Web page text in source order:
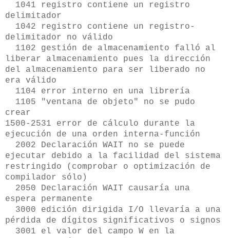
1041 registro contiene un registro
delimitador
1042 registro contiene un registro-
delimitador no válido
1102 gestión de almacenamiento falló al
liberar almacenamiento pues la dirección
del almacenamiento para ser liberado no
era válido
1104 error interno en una librería
1105 "ventana de objeto" no se pudo
crear
1500-2531 error de cálculo durante la
ejecución de una orden interna-función
2002 Declaración WAIT no se puede
ejecutar debido a la facilidad del sistema
restringido (comprobar o optimización de
compilador sólo)
2050 Declaración WAIT causaría una
espera permanente
3000 edición dirigida I/O llevaría a una
pérdida de dígitos significativos o signos
3001 el valor del campo W en la